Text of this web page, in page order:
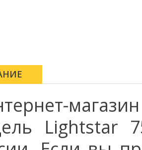
Lightstar